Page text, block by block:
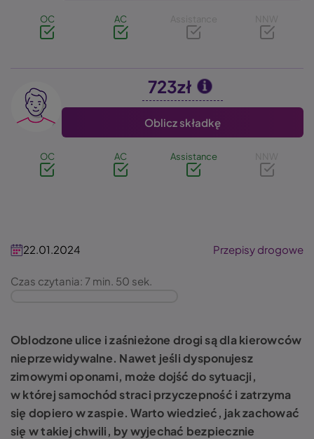
OC AC Assistance NNW
Image 723zł
Oblicz składkę
OC AC Assistance NNW
22.01.2024 Przepisy drogowe
Czas czytania: 7 min. 50 sek.
Oblodzone ulice i zaśnieżone drogi są dla kierowców
nieprzewidywalne. Nawet jeśli dysponujesz
zimowymi oponami, może dojść do sytuacji,
w której samochód straci przyczepność i zatrzyma
się dopiero w zaspie. Warto wiedzieć, jak zachować
się w takiej chwili, by wyjechać bezpiecznie